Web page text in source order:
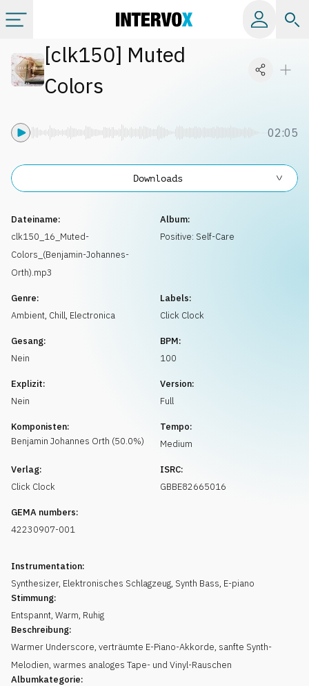
Kategorien
Info
Musikanfrage
[clk150] Muted
Colors
02:05
Dateiname:
clk150_16_Muted-
Colors_(Benjamin-Johannes-
Orth).mp3
Album:
Positive: Self-Care
Genre:
Ambient, Chill, Electronica
Labels:
Click Clock
Gesang:
Nein
BPM:
100
Explizit:
Nein
Version:
Full
Komponisten:
Benjamin Johannes Orth (50.0%)
Tempo:
Medium
Verlag:
Click Clock
ISRC:
GBBE82665016
GEMA numbers:
42230907-001
Instrumentation:
Synthesizer, Elektronisches Schlagzeug, Synth Bass, E-piano
Stimmung:
Entspannt, Warm, Ruhig
Beschreibung:
Warmer Underscore, verträumte E-Piano-Akkorde, sanfte Synth-
Melodien, warmes analoges Tape- und Vinyl-Rauschen
Albumkategorie:
Downloads